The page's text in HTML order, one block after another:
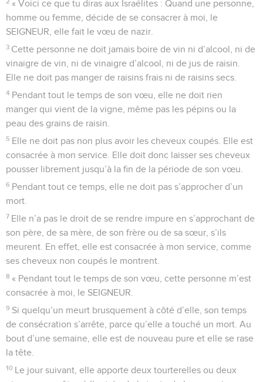
« Voici ce que tu diras aux Israélites : Quand une personne,
homme ou femme, décide de se consacrer à moi, le
SEIGNEUR, elle fait le vœu de nazir.
3 Cette personne ne doit jamais boire de vin ni d’alcool, ni de
vinaigre de vin, ni de vinaigre d’alcool, ni de jus de raisin.
Elle ne doit pas manger de raisins frais ni de raisins secs.
4 Pendant tout le temps de son vœu, elle ne doit rien
manger qui vient de la vigne, même pas les pépins ou la
peau des grains de raisin.
5 Elle ne doit pas non plus avoir les cheveux coupés. Elle est
consacrée à mon service. Elle doit donc laisser ses cheveux
pousser librement jusqu’à la fin de la période de son vœu.
6 Pendant tout ce temps, elle ne doit pas s’approcher d’un
mort.
7 Elle n’a pas le droit de se rendre impure en s’approchant de
son père, de sa mère, de son frère ou de sa sœur, s’ils
meurent. En effet, elle est consacrée à mon service, comme
ses cheveux non coupés le montrent.
8 « Pendant tout le temps de son vœu, cette personne m’est
consacrée à moi, le SEIGNEUR.
9 Si quelqu’un meurt brusquement à côté d’elle, son temps
de consécration s’arrête, parce qu’elle a touché un mort. Au
bout d’une semaine, elle est de nouveau pure et elle se rase
la tête.
10 Le jour suivant, elle apporte deux tourterelles ou deux